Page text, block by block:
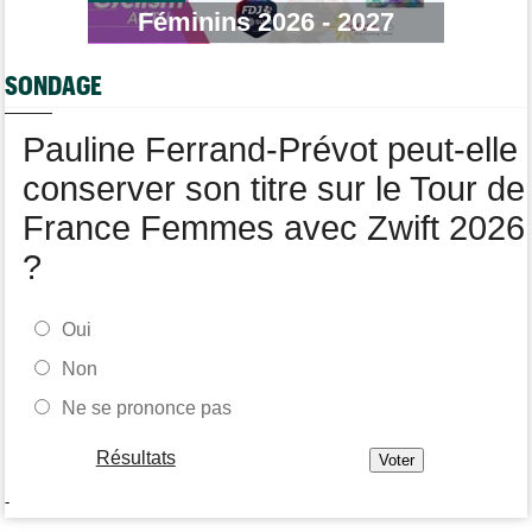
Tour de Pologne
Louis Barré remporte la 6e étape et prend la 2e place du
général
Tour de Burgos
Féminins 2026 - 2027
SONDAGE
Pauline Ferrand-Prévot peut-elle
conserver son titre sur le Tour de
France Femmes avec Zwift 2026
?
Oui
Non
Ne se prononce pas
Résultats
-